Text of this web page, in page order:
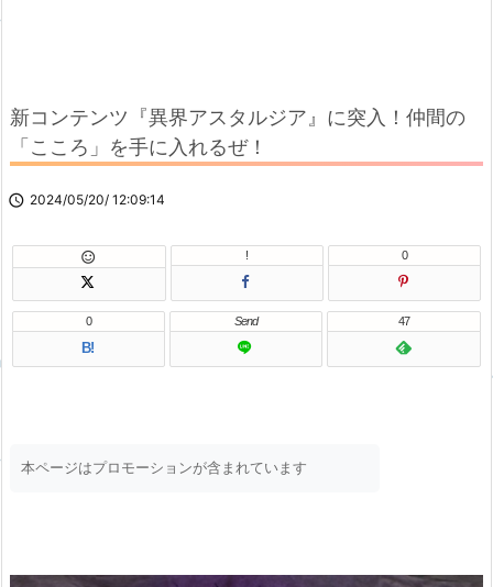
新コンテンツ『異界アスタルジア』に突入！仲間の
「こころ」を手に入れるぜ！
 2024/05/20/ 12:09:14
 ! 0
B!
0 Send 47
本ページはプロモーションが含まれています